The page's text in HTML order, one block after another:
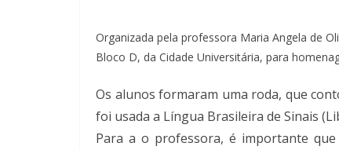
Organizada pela professora Maria Angela de
Bloco D, da Cidade Universitária, para
Os alunos formaram uma roda, que
foi usada a Língua Brasileira de Sinais
Para a o professora, é importante